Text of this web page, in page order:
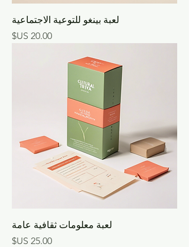
لعبة بينغو للتوعية الاجتماعية
السعر
لعبة معلومات ثقافية عامة
السعر